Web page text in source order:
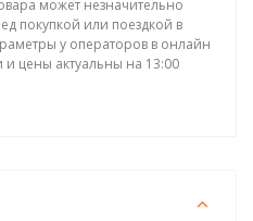
может незначительно
покупкой или поездкой в
у операторов в онлайн
и цены актуальны на 13:00